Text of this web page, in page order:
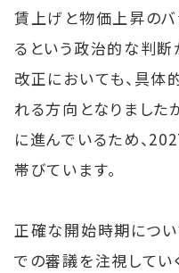
賃上げと物価上昇の
るという政治的な判断
改正においても、具
れる方向となりました
に進んでいるため、
帯びています。
正確な開始時期につ
での審議を注視してい